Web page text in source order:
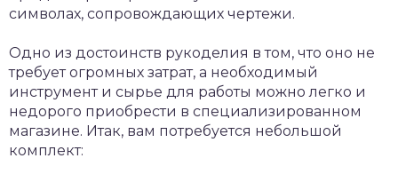
символах, сопровождающих чертежи.
Одно из достоинств рукоделия в том, что оно не
требует огромных затрат, а необходимый
инструмент и сырье для работы можно легко и
недорого приобрести в специализированном
магазине. Итак, вам потребуется небольшой
комплект: